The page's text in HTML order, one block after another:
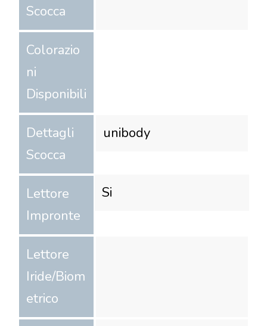
Scocca
Colorazio
ni
Disponibili
Dettagli
Scocca
unibody
Lettore
Impronte
Si
Lettore
Iride/Biom
etrico